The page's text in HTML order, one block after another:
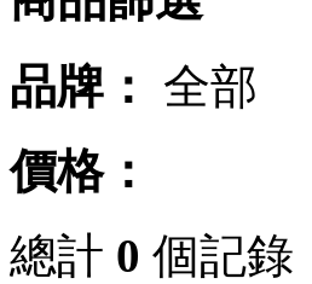
品牌：
全部
價格：
總計 0 個記錄